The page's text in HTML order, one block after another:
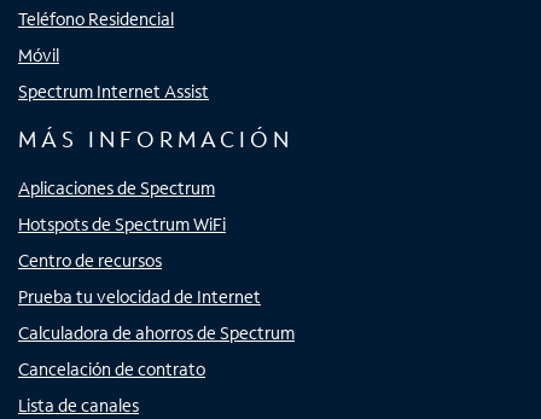
Teléfono Residencial
Móvil
Spectrum Internet Assist
MÁS INFORMACIÓN
Aplicaciones de Spectrum
Hotspots de Spectrum WiFi
Centro de recursos
Prueba tu velocidad de Internet
Calculadora de ahorros de Spectrum
Cancelación de contrato
Lista de canales